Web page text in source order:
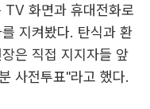
TV 화면과 휴대전화로
지켜봤다. 탄식과 환
은 직접 지지자들 앞
사전투표"라고 했다.